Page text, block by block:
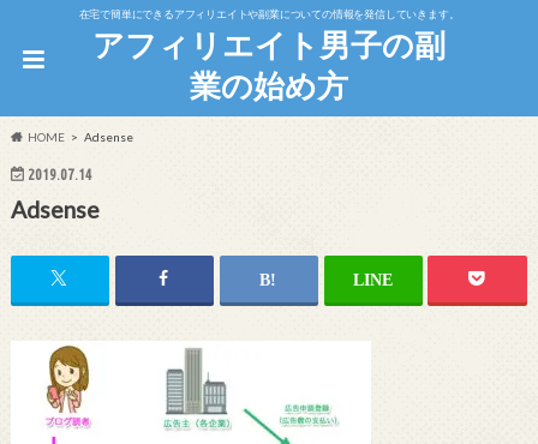
在宅で簡単にできるアフィリエイトや副業についての情報を発信していきます。
アフィリエイト男子の副
業の始め方
HOME Adsense
2019.07.14
Adsense